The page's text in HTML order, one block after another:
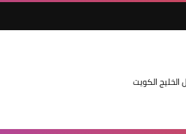
الكويت